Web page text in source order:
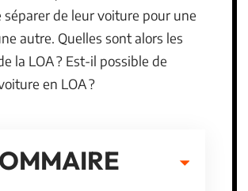
séparer de leur voiture pour une
autre. Quelles sont alors les
la LOA ? Est-il possible de
en LOA ?